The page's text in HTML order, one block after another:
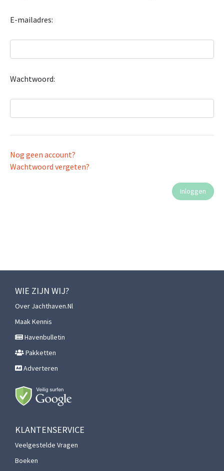
E-mailadres:
Wachtwoord:
Nog geen account?
Wachtwoord vergeten?
WIE ZIJN WIJ?
Over Jachthaven.nl
Maak Kennis
Havenbulletin
Pakketten
Adverteren
KLANTENSERVICE
Veelgestelde Vragen
Boeken